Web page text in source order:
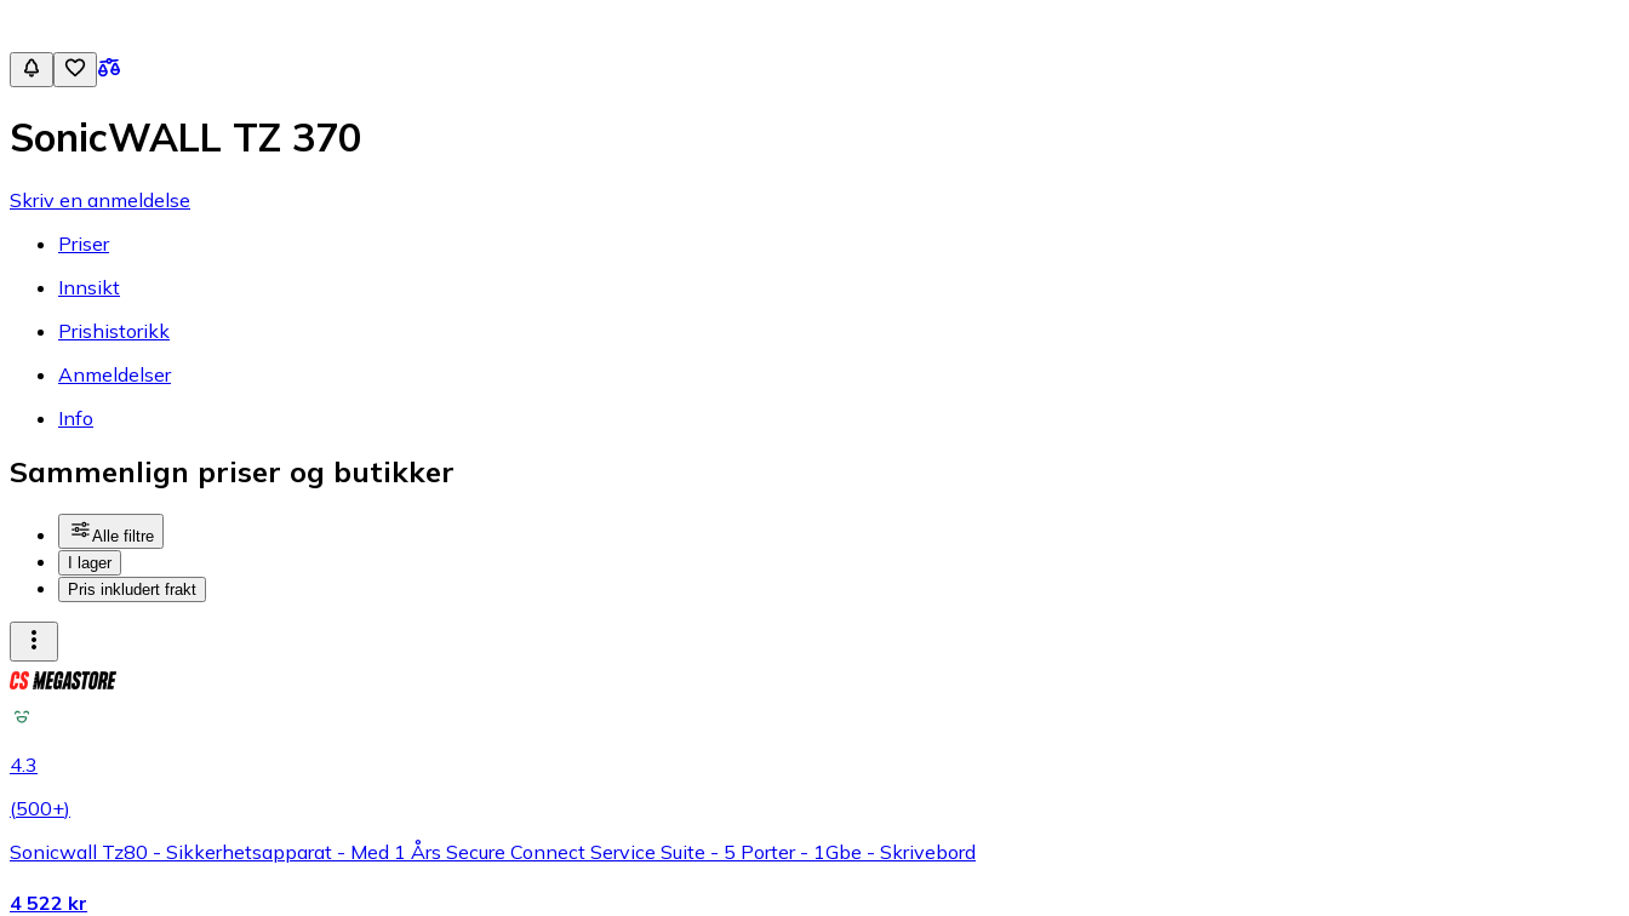
SonicWALL TZ 370
Skriv en anmeldelse
Priser
Innsikt
Prishistorikk
Anmeldelser
Info
Sammenlign priser og butikker
Alle filtre
I lager
Pris inkludert frakt
4.3
(500+)
Sonicwall Tz80 - Sikkerhetsapparat - Med 1 Års Secure Connect Service Suite - 5 Porter - 1Gbe - Skrivebord
4 522 kr